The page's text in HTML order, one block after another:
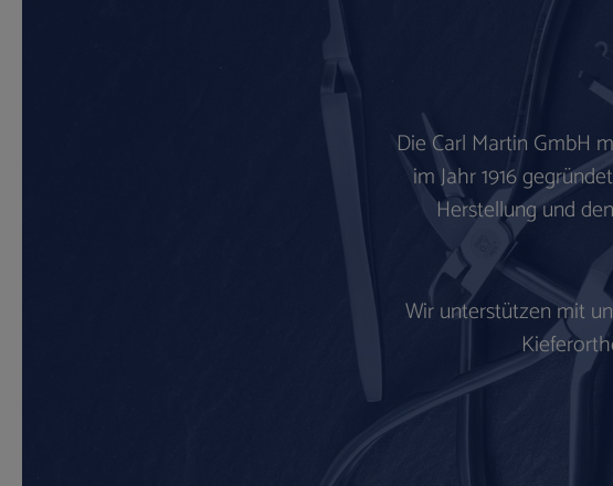
Die Carl Martin GmbH
im Jahr 1916
Herstellung und
Wir unterstützen mit